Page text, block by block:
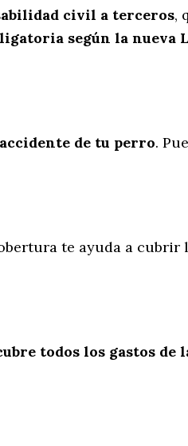
civil a terceros,
según la nueva
accidente de tu perro.
te ayuda a cubrir
todos los gastos